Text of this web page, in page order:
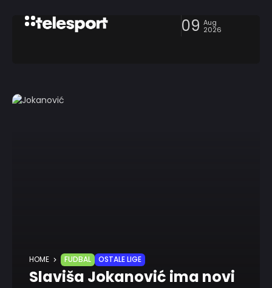
09 Aug
2026
HOME FUDBAL OSTALE LIGE
Slaviša Jokanović ima novi